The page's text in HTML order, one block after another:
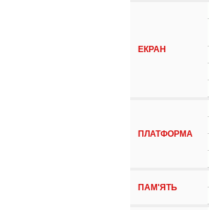
ЕКРАН
ПЛАТФОРМА
ПАМ'ЯТЬ